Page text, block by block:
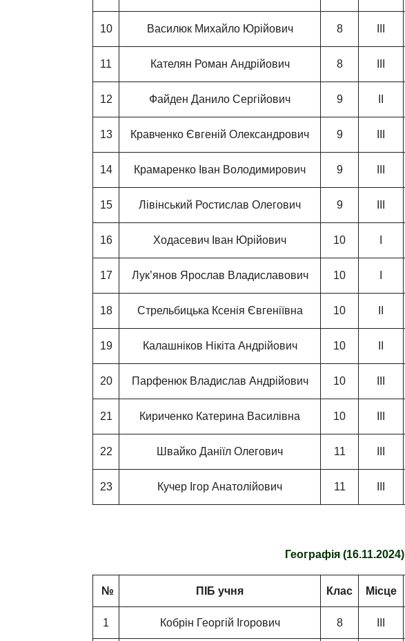
10 Василюк Михайло Юрійович 8
11 Кателян Роман Андрійович 8
12 Файден Данило Сергійович 9
13 Кравченко Євгеній Олександрович 9
14 Крамаренко Іван Володимирович 9
15 Лівінський Ростислав Олегович 9
16 Ходасевич Іван Юрійович 10
17 Лук’янов Ярослав Владиславович 10
18 Стрельбицька Ксенія Євгеніївна 10
19 Калашніков Нікіта Андрійович 10
20 Парфенюк Владислав Андрійович 10
21 Кириченко Катерина Василівна 10
22 Швайко Даніїл Олегович 11
23 Кучер Ігор Анатолійович 11
Географія (16.11.2024)
№ ПІБ учня Клас Місце
1 Кобрін Георгій Ігорович 8